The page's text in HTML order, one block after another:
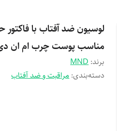
مناسب پوست چرب ام ان دی 40
برند:MND
دسته‌بندی:مراقبت و ضد آفتاب